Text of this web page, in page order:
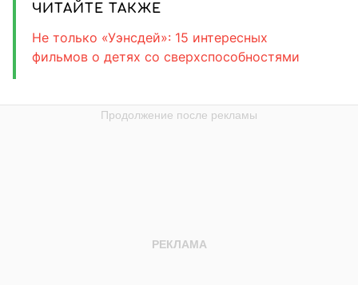
ЧИТАЙТЕ ТАКЖЕ
Не только «Уэнсдей»: 15 интересных
фильмов о детях со сверхспособностями